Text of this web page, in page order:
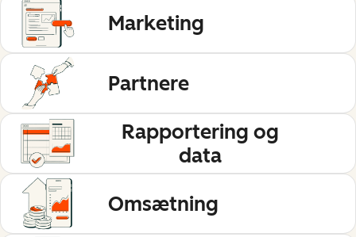
Marketing
Partnere
Rapportering og
data
Omsætning